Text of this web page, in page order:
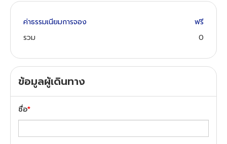
ค่าธรรมเนียมการจอง
ฟรี
รวม
0
ข้อมูลผู้เดินทาง
ชื่อ*